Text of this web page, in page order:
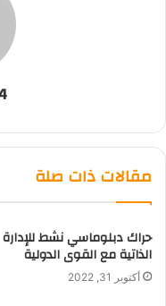
مقالات ذات صلة
حراك دبلوماسي نشط للإدارة
الذاتية مع القوى الدولية
أكتوبر 31, 2022